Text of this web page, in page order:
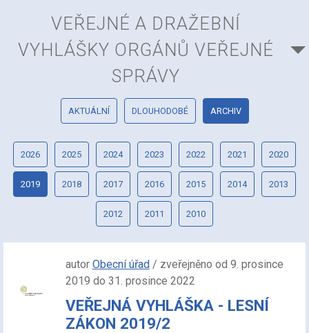
VEŘEJNÉ A DRAŽEBNÍ
VYHLÁŠKY ORGÁNŮ VEŘEJNÉ
SPRÁVY
AKTUÁLNÍ DLOUHODOBÉ ARCHIV
2026 2025 2024 2023 2022 2021 2020
2019 2018 2017 2016 2015 2014 2013
2012 2011 2010
autor Obecní úřad/ zveřejněno od 9. prosince
2019 do 31. prosince 2022
VEŘEJNÁ VYHLÁŠKA - LESNÍ
ZÁKON 2019/2